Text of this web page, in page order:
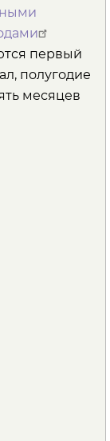
первый
полугодие
месяцев